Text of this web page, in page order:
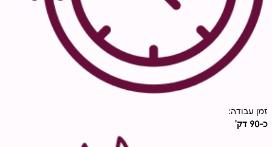
זמן עבודה:
כ-90 דק'